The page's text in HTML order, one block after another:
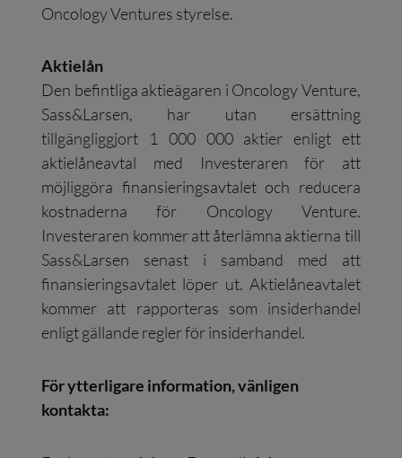
Oncology Ventures styrelse.
Aktielån
Den befintliga aktieägaren i Oncology Venture,
Sass&Larsen, har utan ersättning
tillgängliggjort 1 000 000 aktier enligt ett
aktielåneavtal med Investeraren för att
möjliggöra finansieringsavtalet och reducera
kostnaderna för Oncology Venture.
Investeraren kommer att återlämna aktierna till
Sass&Larsen senast i samband med att
finansieringsavtalet löper ut. Aktielåneavtalet
kommer att rapporteras som insiderhandel
enligt gällande regler för insiderhandel.
För ytterligare information, vänligen
kontakta: